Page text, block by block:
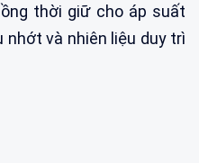
thời giữ cho áp suất
nhớt và nhiên liệu duy trì